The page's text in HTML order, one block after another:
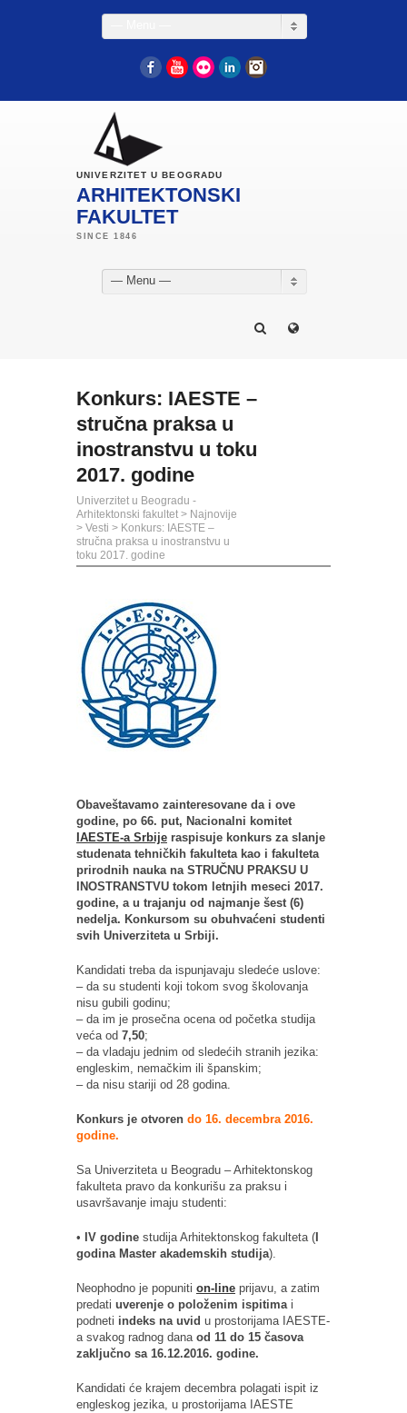
FacebookYouTube
Flickr LinkedIn
UNIVERZITET U BEOGRADU
ARHITEKTONSKI
FAKULTET
— Menu —
Konkurs: IAESTE –
stručna praksa u
inostranstvu u toku
2017. godine
Univerzitet u Beogradu -
Arhitektonski fakultet > Najnovije
> Vesti > Konkurs: IAESTE –
stručna praksa u inostranstvu u
toku 2017. godine
Obaveštavamo zainteresovane da i ove
godine, po 66. put, Nacionalni komitet
IAESTE-a Srbije raspisuje konkurs za slanje
studenata tehničkih fakulteta kao i fakulteta
prirodnih nauka na STRUČNU PRAKSU U
INOSTRANSTVU tokom letnjih meseci 2017.
godine, a u trajanju od najmanje šest (6)
nedelja. Konkursom su obuhvaćeni studenti
svih Univerziteta u Srbiji.
Kandidati treba da ispunjavaju sledeće uslove:
– da su studenti koji tokom svog školovanja
nisu gubili godinu;
– da im je prosečna ocena od početka studija
veća od 7,50;
– da vladaju jednim od sledećih stranih jezika:
engleskim, nemačkim ili španskim;
– da nisu stariji od 28 godina.
Konkurs je otvoren do 16. decembra 2016.
godine.
Sa Univerziteta u Beogradu – Arhitektonskog
fakulteta pravo da konkurišu za praksu i
usavršavanje imaju studenti:
• IV godine studija Arhitektonskog fakulteta (
godina Master akademskih studija).
Neophodno je popuniti on-line prijavu, a zatim
predati uverenje o položenim ispitimai
podneti indeks na uvid u prostorijama IAESTE-
a svakog radnog dana od 11 do 15 časova
zaključno sa 16.12.2016. godine.
Kandidati će krajem decembra polagati ispit iz
engleskog jezika, u prostorijama IAESTE